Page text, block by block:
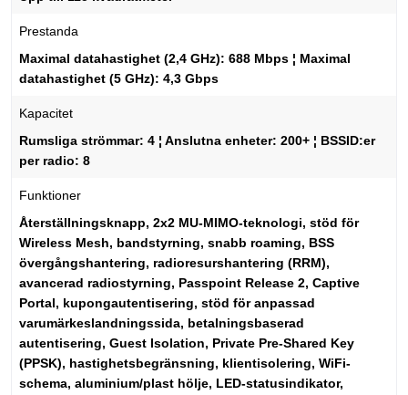
Prestanda
Maximal datahastighet (2,4 GHz): 688 Mbps ¦ Maximal
datahastighet (5 GHz): 4,3 Gbps
Kapacitet
Rumsliga strömmar: 4 ¦ Anslutna enheter: 200+ ¦ BSSID:er
per radio: 8
Funktioner
Återställningsknapp, 2x2 MU-MIMO-teknologi, stöd för
Wireless Mesh, bandstyrning, snabb roaming, BSS
övergångshantering, radioresurshantering (RRM),
avancerad radiostyrning, Passpoint Release 2, Captive
Portal, kupongautentisering, stöd för anpassad
varumärkeslandningssida, betalningsbaserad
autentisering, Guest Isolation, Private Pre-Shared Key
(PPSK), hastighetsbegränsning, klientisolering, WiFi-
schema, aluminium/plast hölje, LED-statusindikator,